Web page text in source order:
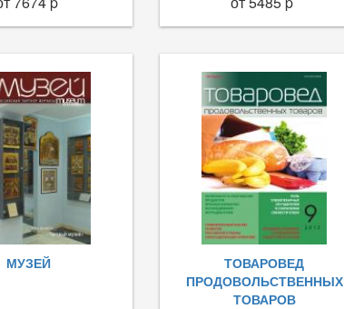
МУЗЕЙ
ТОВАРОВЕД
ПРОДОВОЛЬСТВЕННЫХ
ТОВАРОВ